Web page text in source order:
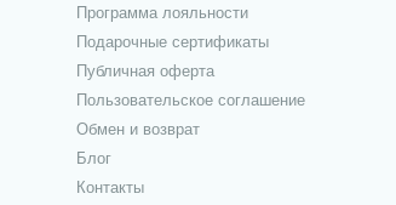
Программа лояльности
Подарочные сертификаты
Публичная оферта
Пользовательское соглашение
Обмен и возврат
Блог
Контакты